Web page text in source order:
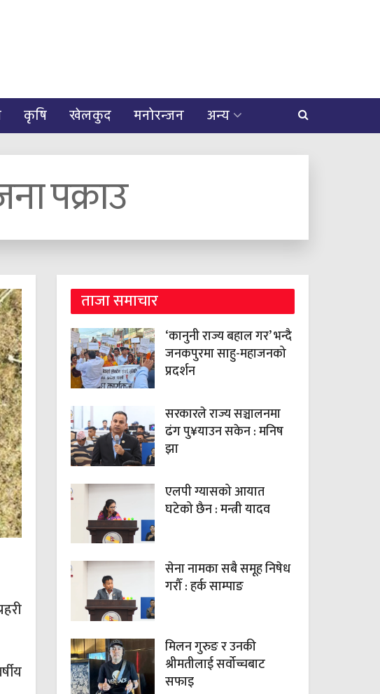
कृषि खेलकुद मनोरन्जन अन्य
पक्राउ
ताजा समाचार
‘कानुनी राज्य बहाल गर’ भन्दै
जनकपुरमा साहु-महाजनको
प्रदर्शन
सरकारले राज्य सञ्चालनमा
ढंग पु¥याउन सकेन : मनिष
झा
एलपी ग्यासको आयात
घटेको छैन : मन्त्री यादव
सेना नामका सबै समूह निषेध
गरौँ : हर्क साम्पाङ
मिलन गुरुङ र उनकी
श्रीमतीलाई सर्वोच्चबाट
सफाइ